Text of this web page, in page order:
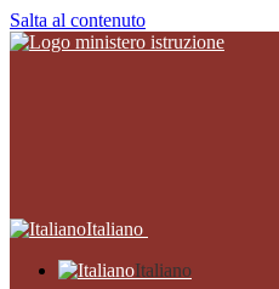
Salta al contenuto
Italiano
Italiano